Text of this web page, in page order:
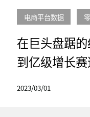
2023/03/01
在巨头盘踞
到亿级增长赛
电商平台数据